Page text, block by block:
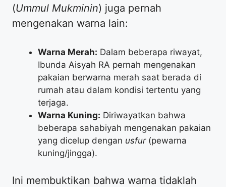
(Ummul Mukminin) juga pernah
mengenakan warna lain:
Warna Merah: Dalam beberapa riwayat,
Ibunda Aisyah RA pernah mengenakan
pakaian berwarna merah saat berada di
rumah atau dalam kondisi tertentu yang
terjaga.
Warna Kuning: Diriwayatkan bahwa
beberapa sahabiyah mengenakan pakaian
yang dicelup dengan usfur(pewarna
kuning/jingga).
​Ini membuktikan bahwa warna tidaklah